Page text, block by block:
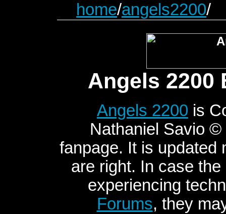
home/angels2200/
Angels 2200
Angels 2200 is
Nathaniel Savio
fanpage. It is updated
are right. In case
experiencing
Forums, they